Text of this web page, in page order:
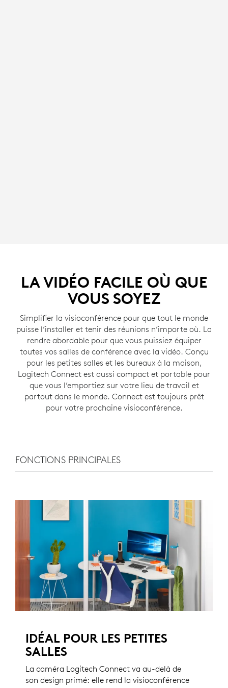
LA VIDÉO FACILE OÙ QUE
VOUS SOYEZ
Simplifier la visioconférence pour que tout le monde
puisse l’installer et tenir des réunions n’importe où. La
rendre abordable pour que vous puissiez équiper
toutes vos salles de conférence avec la vidéo. Conçu
pour les petites salles et les bureaux à la maison,
Logitech Connect est aussi compact et portable pour
que vous l’emportiez sur votre lieu de travail et
partout dans le monde. Connect est toujours prêt
pour votre prochaine visioconférence.
FONCTIONS PRINCIPALES
IDÉAL POUR LES PETITES
SALLES
La caméra Logitech Connect va au-delà de
son design primé: elle rend la visioconférence